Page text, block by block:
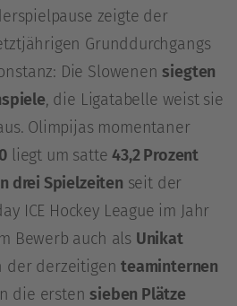
zeigte der
Grunddurchgangs
Die Slowenensiegten
, die Ligatabelle weist sie
Olimpijas momentaner
liegt um satte43,2 Prozent
drei Spielzeiten seit der
ICE Hockey League im Jahr
Bewerb auch als Unikat
der derzeitigenteaminternen
die erstensieben Plätze